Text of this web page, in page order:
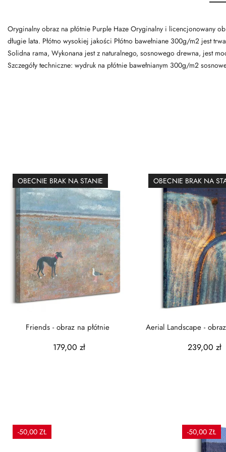
Oryginalny obraz na płótnie Purple Haze Oryginalny i licencjonowany
długie lata. Płótno wysokiej jakości Płótno bawełniane 300g/m2 jest
Solidna rama, Wykonana jest z naturalnego, sosnowego drewna, jest
Szczegóły techniczne: wydruk na płótnie bawełnianym 300g/m2
OBECNIE BRAK NA STANIE
Friends - obraz na płótnie
179,00 zł
OBECNIE BRAK NA
Aerial Landscape -
239,00 zł
-50,00 ZŁ -50,00 ZŁ